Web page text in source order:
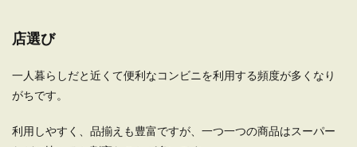
店選び
一人暮らしだと近くて便利なコンビニを利用する頻度が多くなり
がちです。
利用しやすく、品揃えも豊富ですが、一つ一つの商品はスーパー